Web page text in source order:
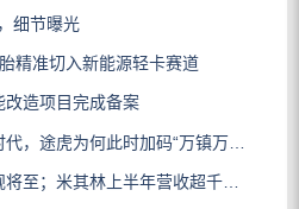
细节曝光
精准切入新能源轻卡赛道
改造项目完成备案
途虎为何此时加码“万镇万店”？
千亿；倍耐力上半年盈利稳增；龙星炭黑斩获欧洲近万吨订单